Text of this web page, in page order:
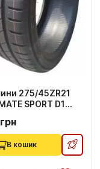
275/45ZR21
SPORT D1
В кошик